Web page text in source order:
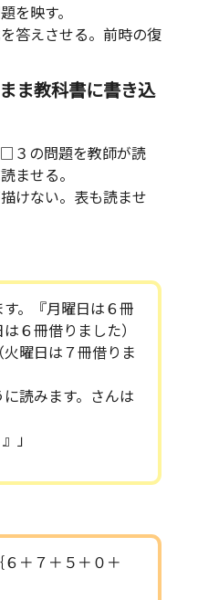
を映す。
答えさせる。前時の復
ま教科書に書き込
３の問題を教師が読
ませる。
けない。表も読ませ
す。『月曜日は６冊
６冊借りました）
火曜日は７冊借りま
に読みます。さんは
」
６＋７＋５＋０＋